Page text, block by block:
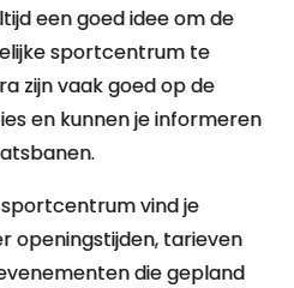
een goed idee om de
sportcentrum te
zijn vaak goed op de
en kunnen je informeren
vind je
openingstijden, tarieven
die gepland